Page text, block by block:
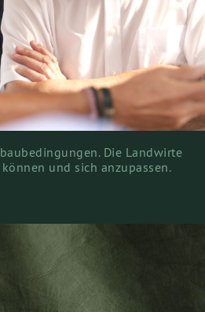
Die Landwirte
und sich anzupassen.